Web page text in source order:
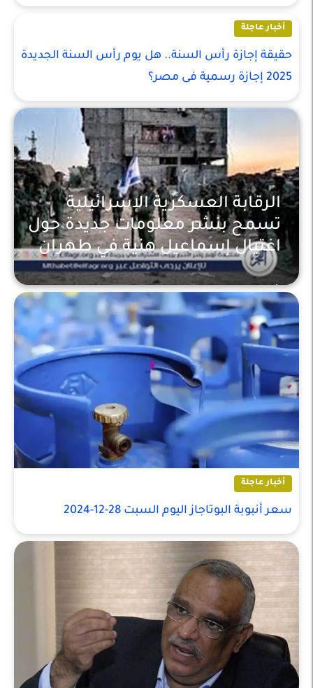
أخبار عاجلة
حقيقة إجازة رأس السنة.. هل يوم رأس السنة الجديدة
2025 إجازة رسمية فى مصر؟
أخبار عاجلة
الرقابة العسكرية الإسرائيلية
تسمح بنشر معلومات جديدة حول
اغتيال إسماعيل هنية في طهران
أخبار عاجلة
سعر أنبوبة البوتاجاز اليوم السبت 28-12-2024